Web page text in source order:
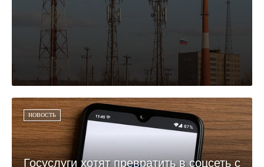
НОВОСТЬ
Госуслуги хотят превратить в соцсеть с